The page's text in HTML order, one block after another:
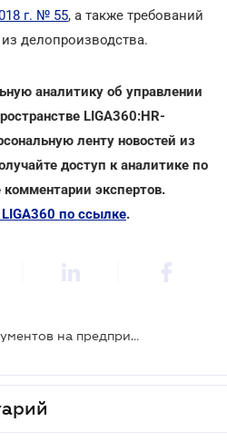
г. № 55, а также требований
делопроизводства.
аналитику об управлении
LIGA360:HR-
ленту новостей из
доступ к аналитике по
комментарии экспертов.
по ссылке.
Правила оформления документов на предприятиях обновили: топ-10 изменений